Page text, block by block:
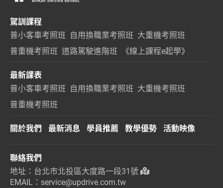
駕訓課程
普小客車考照班 自用換職業考照班 大重機考照班
普重機考照班 道路駕駛進階班 《線上課程e起學》
最新課表
普小客車考照班 自用換職業考照班 大重機考照班
普重機考照班
關於我們 最新消息 學員推薦 教學優勢 活動映像
聯絡我們
地址：台北市北投區大度路一段31號
EMAIL：service@updrive.com.tw